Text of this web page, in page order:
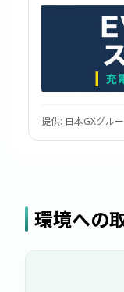
提供: 日本GXグル
環境への